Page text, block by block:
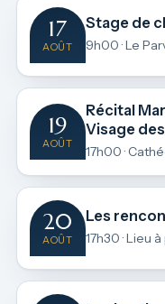
17
AOÛT
Stage de
9h00 · Le
19
AOÛT
Récital
Visage
17h00 ·
20
AOÛT
Les
17h30 · Lieu